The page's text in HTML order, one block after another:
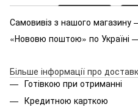
Самовивіз з нашого
«Нововю поштою» по Україні
Більше інформації про
Готівкою при отриманні
Кредитною карткою